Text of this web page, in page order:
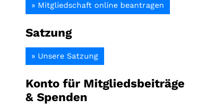
» Mitgliedschaft online beantragen
Satzung
» Unsere Satzung
Konto für Mitgliedsbeiträge
& Spenden